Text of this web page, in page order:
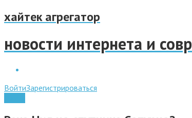
хайтек агрегатор
новости интернета и
ВойтиЗарегистрироваться